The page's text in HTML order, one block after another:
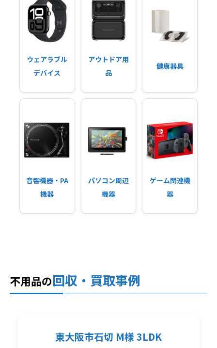
ウェアラブル
デバイス
アウトドア用
品
健康器具
音響機器・PA
機器
パソコン周辺
機器
ゲーム関連機
器
不用品の回収・買取事例
東大阪市石切 M様 3LDK